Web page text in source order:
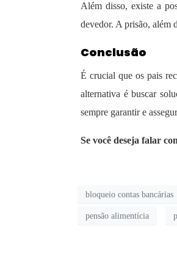
Além disso, existe a
devedor. A prisão, além
Conclusão
É crucial que os pais
alternativa é buscar
sempre garantir e
Se você deseja falar
bloqueio contas bancárias
pensão alimentícia